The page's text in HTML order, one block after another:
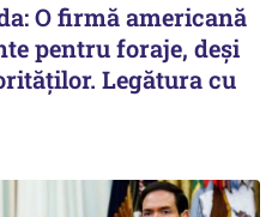
O firmă americană
pentru foraje, deși
Legătura cu